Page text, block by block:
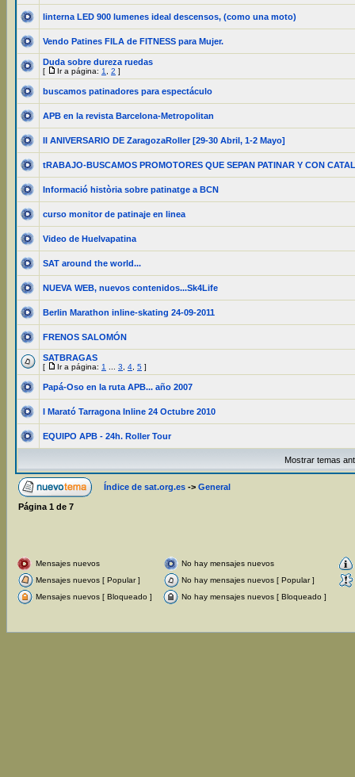
linterna LED 900 lumenes ideal descensos, (como una moto)
Vendo Patines FILA de FITNESS para Mujer.
Duda sobre dureza ruedas
[ Ir a página: 1 2 ]
buscamos patinadores para espectáculo
APB en la revista Barcelona-Metropolitan
II ANIVERSARIO DE ZaragozaRoller [29-30 Abril, 1-2 Mayo]
tRABAJO-BUSCAMOS PROMOTORES QUE SEPAN PATINAR Y CON
Informació història sobre patinatge a BCN
curso monitor de patinaje en linea
Video de Huelvapatina
SAT around the world...
NUEVA WEB, nuevos contenidos...Sk4Life
Berlin Marathon inline-skating 24-09-2011
FRENOS SALOMÓN
SATBRAGAS
[ Ir a página: 1 3 4 5 ]
Papá-Oso en la ruta APB... año 2007
I Marató Tarragona Inline 24 Octubre 2010
EQUIPO APB - 24h. Roller Tour
Mostrar temas
Índice de sat.org.es -> General
Página 1 de 7
Mensajes nuevos
No hay mensajes nuevos
Mensajes nuevos [ Popular ]
No hay mensajes nuevos [ Popular ]
Mensajes nuevos [ Bloqueado ]
No hay mensajes nuevos [ Bloqueado ]